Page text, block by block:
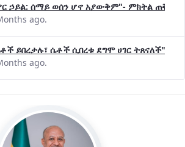
ኃይል: ሰማይ ወሰን ሆኖ አያውቅም"- ምክትል ጠቅላይ
ago.
ይበረታሉ፣ ሴቶች ሲበረቱ ደግሞ ሀገር ትጸናለች"-
ago.